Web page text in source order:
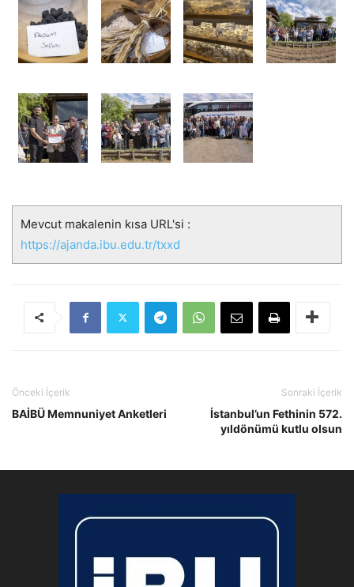
Mevcut makalenin kısa URL'si :
https://ajanda.ibu.edu.tr/txxd
Önceki İçerik
BAİBÜ Memnuniyet Anketleri
Sonraki İçerik
İstanbul’un Fethinin 572.
yıldönümü kutlu olsun